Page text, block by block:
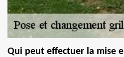
Qui peut effectuer la mise